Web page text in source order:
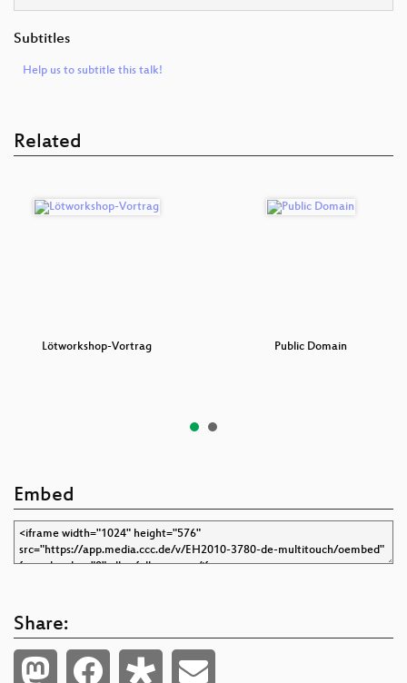
Subtitles
Help us to subtitle this talk!
Related
Lötworkshop-Vortrag Public Domain
Embed
Share: